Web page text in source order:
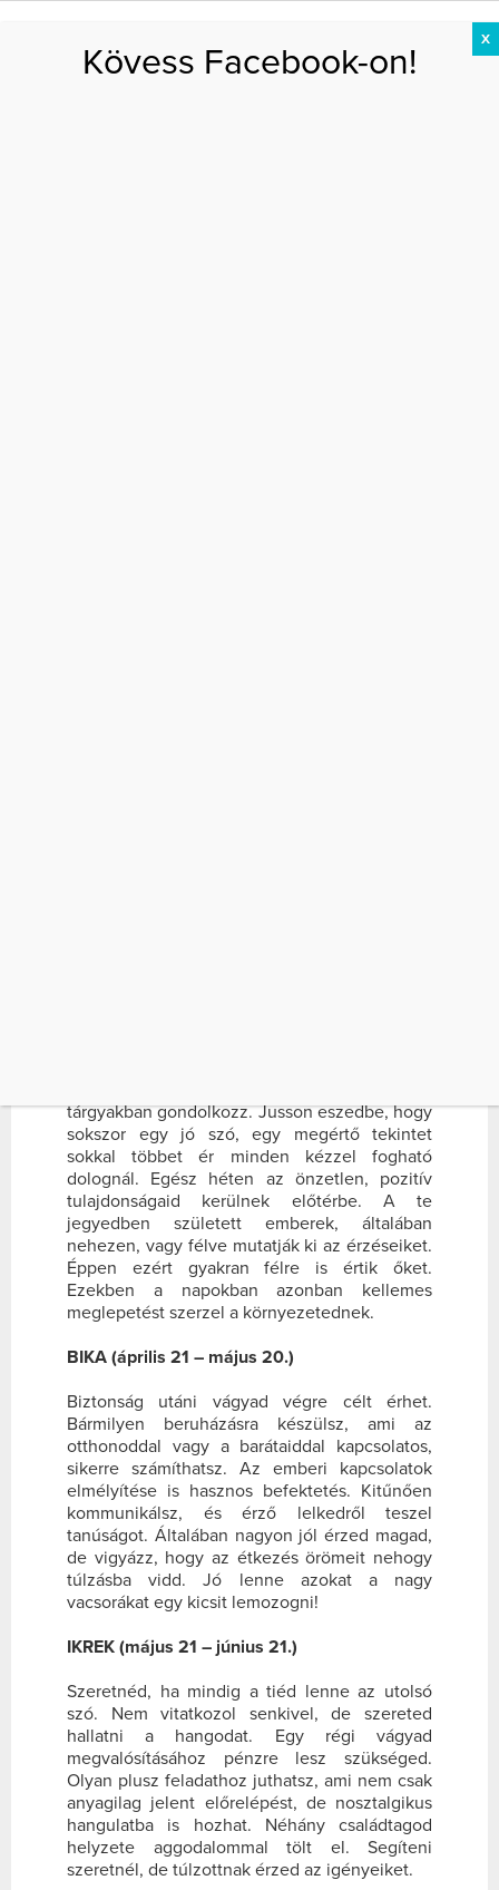
tárgyakban gondolkozz. Jusson eszedbe, hogy
sokszor egy jó szó, egy megértő tekintet
sokkal többet ér minden kézzel fogható
dolognál. Egész héten az önzetlen, pozitív
tulajdonságaid kerülnek előtérbe. A te
jegyedben született emberek, általában
nehezen, vagy félve mutatják ki az érzéseiket.
Éppen ezért gyakran félre is értik őket.
Ezekben a napokban azonban kellemes
meglepetést szerzel a környezetednek.
BIKA (április 21 – május 20.)
Biztonság utáni vágyad végre célt érhet.
Bármilyen beruházásra készülsz, ami az
otthonoddal vagy a barátaiddal kapcsolatos,
sikerre számíthatsz. Az emberi kapcsolatok
elmélyítése is hasznos befektetés. Kitűnően
kommunikálsz, és érző lelkedről teszel
tanúságot. Általában nagyon jól érzed magad,
de vigyázz, hogy az étkezés örömeit nehogy
túlzásba vidd. Jó lenne azokat a nagy
vacsorákat egy kicsit lemozogni!
IKREK (május 21 – június 21.)
Szeretnéd, ha mindig a tiéd lenne az utolsó
szó. Nem vitatkozol senkivel, de szereted
hallatni a hangodat. Egy régi vágyad
megvalósításához pénzre lesz szükséged.
Olyan plusz feladathoz juthatsz, ami nem csak
anyagilag jelent előrelépést, de nosztalgikus
hangulatba is hozhat. Néhány családtagod
helyzete aggodalommal tölt el. Segíteni
szeretnél, de túlzottnak érzed az igényeiket.
Kövess Facebook-on!
X